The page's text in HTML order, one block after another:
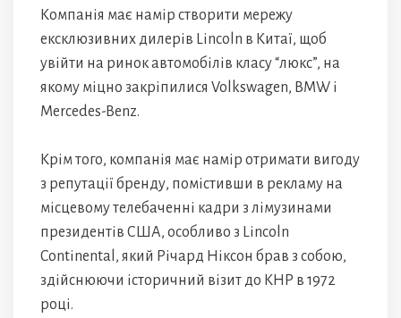
Компанія має намір створити мережу
ексклюзивних дилерів Lincoln в Китаї, щоб
увійти на ринок автомобілів класу “люкс”, на
якому міцно закріпилися Volkswagen, BMW і
Mercedes-Benz.
Крім того, компанія має намір отримати вигоду
з репутації бренду, помістивши в рекламу на
місцевому телебаченні кадри з лімузинами
президентів США, особливо з Lincoln
Continental, який Річард Ніксон брав з собою,
здійснюючи історичний візит до КНР в 1972
році.